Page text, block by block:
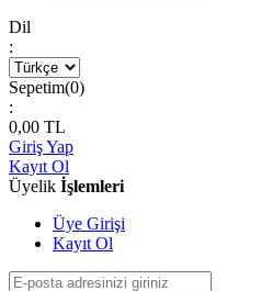
Dil
:
Sepetim(0)
:
0,00 TL
Giriş Yap
Kayıt Ol
Üyelik İşlemleri
Üye Girişi
Kayıt Ol